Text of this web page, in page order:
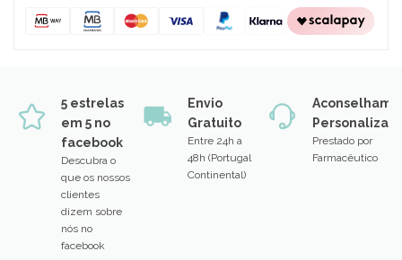
5 estrelas
em 5 no
facebook
Descubra o
que os nossos
clientes
dizem sobre
nós no
facebook
Envio
Gratuito
Entre 24h a
48h (Portugal
Continental)
Prestado por
Farmacêutico